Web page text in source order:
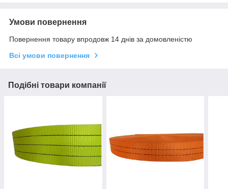
Умови повернення
Повернення товару впродовж 14 днів за домовленістю
Всі умови повернення
Подібні товари компанії